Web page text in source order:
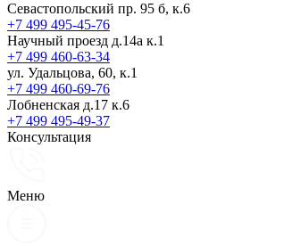
Севастопольский пр. 95 б, к.6
+7 499 495-45-76
Научный проезд д.14а к.1
+7 499 460-63-34
ул. Удальцова, 60, к.1
+7 499 460-69-76
Лобненская д.17 к.6
+7 499 495-49-37
Консультация
Меню